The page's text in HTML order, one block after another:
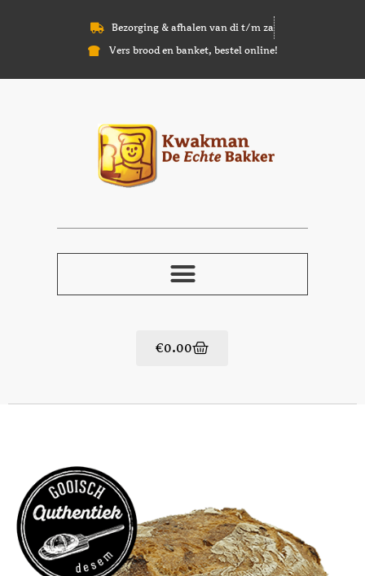
Bezorging & afhalen van di t/m za
Vers brood en banket, bestel online!
€0.00